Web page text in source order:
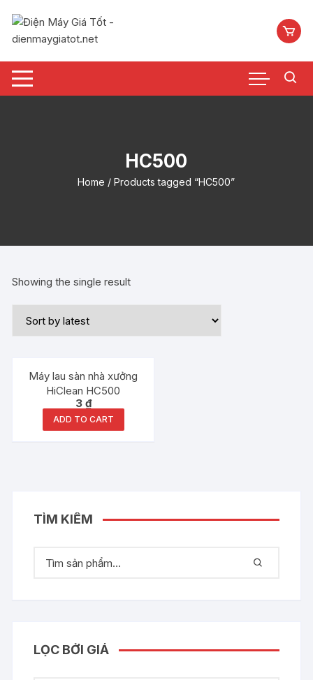
nội
HC500
Home / Products tagged “HC500”
Showing the single result
Máy lau sàn nhà xưởng
HiClean HC500
3 ₫
ADD TO CART
TÌM KIẾM
LỌC BỞI GIÁ